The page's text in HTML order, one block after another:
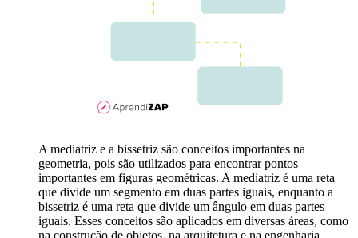
A mediatriz e a bissetriz são conceitos importantes na
geometria, pois são utilizados para encontrar pontos
importantes em figuras geométricas. A mediatriz é uma reta
que divide um segmento em duas partes iguais, enquanto a
bissetriz é uma reta que divide um ângulo em duas partes
iguais. Esses conceitos são aplicados em diversas áreas, como